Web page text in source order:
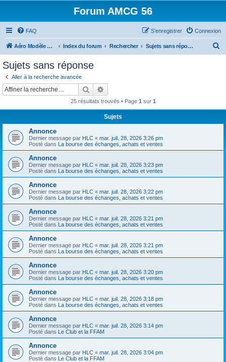
Forum AMCG 56
FAQ Connexion
S’enregistrer
Aéro Modèle Club du Golfe Index du forum Rechercher Sujets sans réponse
Sujets sans réponse
Aller à la recherche avancée
Rechercher
25 résultats trouvés • Page 1 sur 1
Sujets
Annonce
Dernier message par HLC « mar. juil. 28, 2026 3:26 pm
Posté dans La bourse des échanges, achats et ventes
Annonce
Dernier message par HLC « mar. juil. 28, 2026 3:23 pm
Posté dans La bourse des échanges, achats et ventes
Annonce
Dernier message par HLC « mar. juil. 28, 2026 3:22 pm
Posté dans La bourse des échanges, achats et ventes
Annonce
Dernier message par HLC « mar. juil. 28, 2026 3:21 pm
Posté dans La bourse des échanges, achats et ventes
Annonce
Dernier message par HLC « mar. juil. 28, 2026 3:21 pm
Posté dans La bourse des échanges, achats et ventes
Annonce
Dernier message par HLC « mar. juil. 28, 2026 3:20 pm
Posté dans La bourse des échanges, achats et ventes
Annonce
Dernier message par HLC « mar. juil. 28, 2026 3:18 pm
Posté dans La bourse des échanges, achats et ventes
Annonce
Dernier message par HLC « mar. juil. 28, 2026 3:14 pm
Posté dans Le Club et la FFAM
Annonce
Dernier message par HLC « mar. juil. 28, 2026 3:04 pm
Posté dans Le Club et la FFAM